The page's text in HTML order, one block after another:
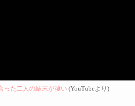
った二人の結末が凄い (YouTubeより)